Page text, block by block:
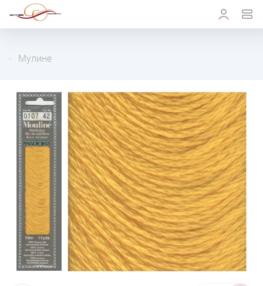
Мулине